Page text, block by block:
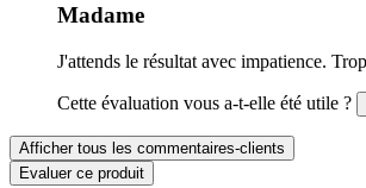
Madame
J'attends le résultat avec impatience.
Cette évaluation vous a-t-elle été utile ?
Afficher tous les commentaires-clients
Evaluer ce produit